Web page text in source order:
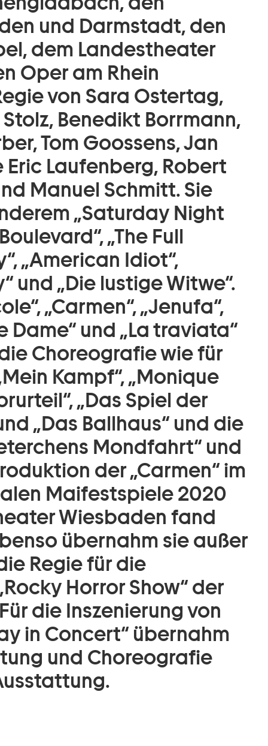
und Darmstadt, den
dem Landestheater
Oper am Rhein
von Sara Ostertag,
Benedikt Borrmann,
Tom Goossens, Jan
Eric Laufenberg, Robert
Manuel Schmitt. Sie
„Saturday Night
„The Full
„American Idiot“,
und „Die lustige Witwe“.
„Carmen“, „Jenufa“,
Dame“ und „La traviata“
Choreografie wie für
Kampf“, „Monique
„Das Spiel der
„Das Ballhaus“ und die
Mondfahrt“ und
der „Carmen“ im
Maifestspiele 2020
Wiesbaden fand
übernahm sie außer
Regie für die
Horror Show“ der
die Inszenierung von
in Concert“ übernahm
und Choreografie